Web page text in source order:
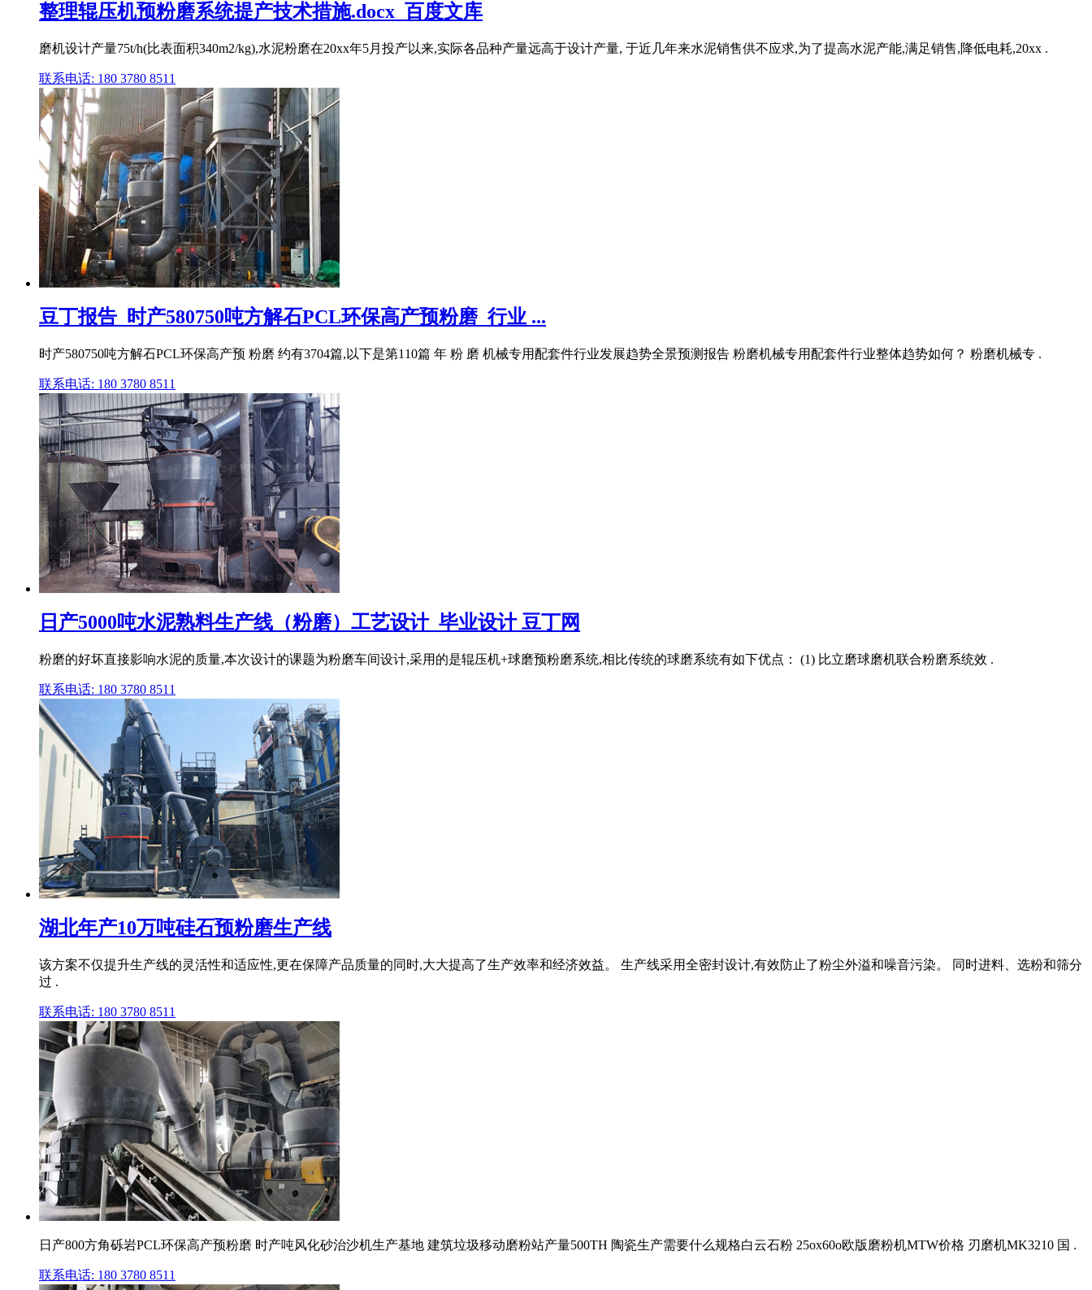
整理辊压机预粉磨系统提产技术措施.docx_百度文库
磨机设计产量75t/h(比表面积340m2/kg),水泥粉磨在20xx年5月投产以来,实际各品种产量远高于设计产量, 于近几年来水泥销售供不应求,为了提高水泥产能,满足销售,降低电耗,20xx .
联系电话: 180 3780 8511
豆丁报告_时产580750吨方解石PCL环保高产预粉磨_行业 ...
时产580750吨方解石PCL环保高产预 粉磨 约有3704篇,以下是第110篇 年 粉 磨 机械专用配套件行业发展趋势全景预测报告 粉磨机械专用配套件行业整体趋势如何？ 粉磨机械专 .
联系电话: 180 3780 8511
日产5000吨水泥熟料生产线（粉磨）工艺设计_毕业设计 豆丁网
粉磨的好坏直接影响水泥的质量,本次设计的课题为粉磨车间设计,采用的是辊压机+球磨预粉磨系统,相比传统的球磨系统有如下优点： (1) 比立磨球磨机联合粉磨系统效 .
联系电话: 180 3780 8511
湖北年产10万吨硅石预粉磨生产线
该方案不仅提升生产线的灵活性和适应性,更在保障产品质量的同时,大大提高了生产效率和经济效益。 生产线采用全密封设计,有效防止了粉尘外溢和噪音污染。 同时进料、选粉和筛分
过 .
联系电话: 180 3780 8511
日产800方角砾岩PCL环保高产预粉磨 时产吨风化砂治沙机生产基地 建筑垃圾移动磨粉站产量500TH 陶瓷生产需要什么规格白云石粉 25ox60o欧版磨粉机MTW价格 刃磨机MK3210 国 .
联系电话: 180 3780 8511